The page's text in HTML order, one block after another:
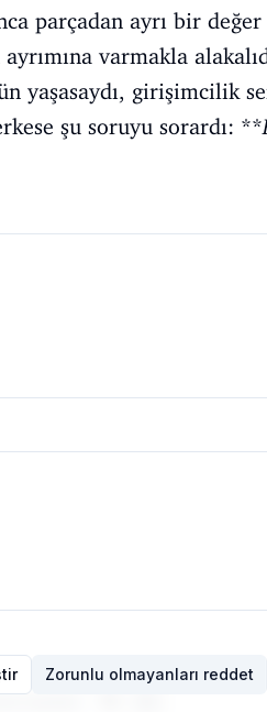
parçadan ayrı bir
varmakla
yaşasaydı, girişimcilik
şu soruyu sorardı: **
Zorunlu olmayanları reddet